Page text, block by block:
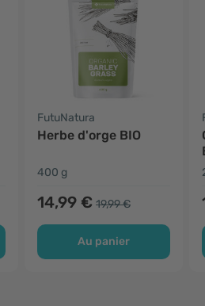
FutuNatura
Herbe d'orge BIO
400 g
14,99 € 19,99 €
Au panier